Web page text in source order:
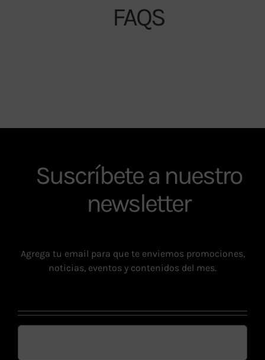
FAQS
Suscríbete a nuestro
newsletter
Agrega tu email para que te enviemos promociones,
noticias, eventos y contenidos del mes.